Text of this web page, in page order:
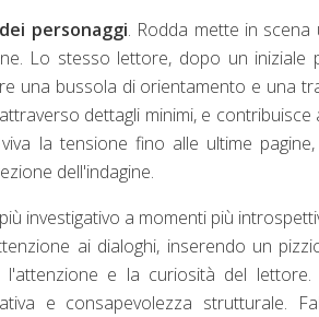
personaggi. Rodda mette in
Lo stesso lettore, dopo un iniziale
una bussola di orientamento e una
dettagli minimi, e
la tensione fino alle ultime
dell'indagine.
investigativo a momenti più
ai dialoghi, inserendo un
l'attenzione e la curiosità del
e consapevolezza strutturale.